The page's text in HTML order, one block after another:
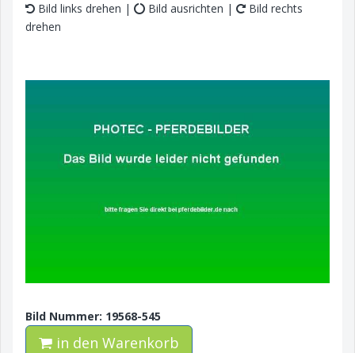
Bild links drehen | Bild ausrichten |
Bild rechts
drehen
Bild Nummer: 19568-545
in den Warenkorb